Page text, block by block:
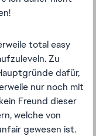
total easy
Zu
dafür,
nur noch mit
Freund dieser
welche von
gewesen ist.